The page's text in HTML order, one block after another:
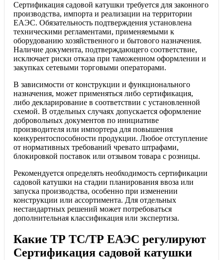
Сертификация садовой катушки требуется для законного
производства, импорта и реализации на территории
ЕАЭС. Обязательность подтверждения установлена
техническими регламентами, применяемыми к
оборудованию хозяйственного и бытового назначения.
Наличие документа, подтверждающего соответствие,
исключает риски отказа при таможенном оформлении и
закупках сетевыми торговыми операторами.
В зависимости от конструкции и функционального
назначения, может применяться либо сертификация,
либо декларирование в соответствии с установленной
схемой. В отдельных случаях допускается оформление
добровольных документов по инициативе
производителя или импортера для повышения
конкурентоспособности продукции. Любое отступление
от нормативных требований чревато штрафами,
блокировкой поставок или отзывом товара с розницы.
Рекомендуется определять необходимость сертификации
садовой катушки на стадии планирования ввоза или
запуска производства, особенно при изменении
конструкции или ассортимента. Для отдельных
нестандартных решений может потребоваться
дополнительная классификация или экспертиза.
Какие ТР ТС/ТР ЕАЭС регулируют
Сертификация садовой катушки